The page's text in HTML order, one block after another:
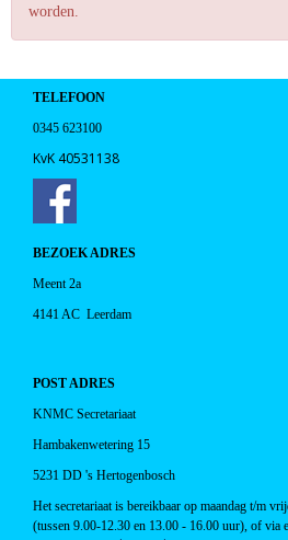
worden.
TELEFOON
0345 623100
KvK 40531138
BEZOEK ADRES
Meent 2a
4141 AC Leerdam
POST ADRES
KNMC Secretariaat
Hambakenwetering 15
5231 DD 's Hertogenbosch
Het secretariaat is bereikbaar op maandag t/m
(tussen 9.00-12.30 en 13.00 - 16.00 uur), of via